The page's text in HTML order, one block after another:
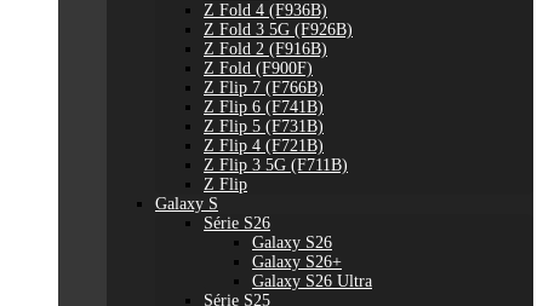
Z Fold 4 (F936B)
Z Fold 3 5G (F926B)
Z Fold 2 (F916B)
Z Fold (F900F)
Z Flip 7 (F766B)
Z Flip 6 (F741B)
Z Flip 5 (F731B)
Z Flip 4 (F721B)
Z Flip 3 5G (F711B)
Z Flip
Galaxy S
Série S26
Galaxy S26
Galaxy S26+
Galaxy S26 Ultra
Série S25